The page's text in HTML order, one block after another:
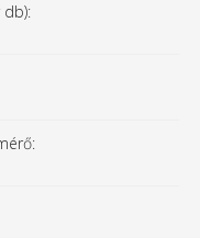
db):